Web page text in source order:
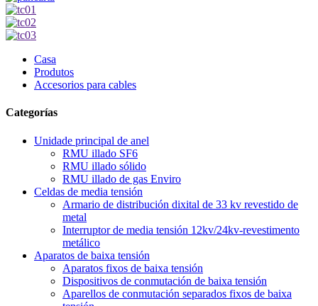
Casa
Produtos
Accesorios para cables
Categorías
Unidade principal de anel
RMU illado SF6
RMU illado sólido
RMU illado de gas Enviro
Celdas de media tensión
Armario de distribución dixital de 33 kv revestido de
metal
Interruptor de media tensión 12kv/24kv-revestimento
metálico
Aparatos de baixa tensión
Aparatos fixos de baixa tensión
Dispositivos de conmutación de baixa tensión
Aparellos de conmutación separados fixos de baixa